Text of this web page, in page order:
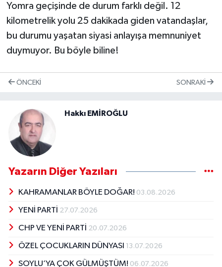
Yomra geçişinde de durum farklı değil. 12
kilometrelik yolu 25 dakikada giden vatandaşlar,
bu durumu yaşatan siyasi anlayışa memnuniyet
duymuyor. Bu böyle biline!
ÖNCEKI SONRAKI
Hakkı EMİROĞLU
Yazarın Diğer Yazıları
KAHRAMANLAR BÖYLE DOĞAR! 03.08.2026
YENİ PARTİ 27.07.2026
CHP VE YENİ PARTİ 20.07.2026
ÖZEL ÇOCUKLARIN DÜNYASI 13.07.2026
SOYLU’YA ÇOK GÜLMÜŞTÜM! 06.07.2026